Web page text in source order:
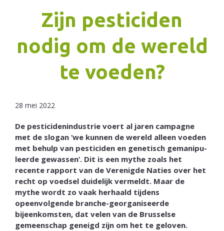
Zijn pesticiden
nodig om de wereld
te voeden?
28 mei 2022
De pesticidenindustrie voert al jaren campagne
met de slogan ‘we kunnen de wereld alleen voeden
met behulp van pesticiden en genetisch gemanipu­
leerde gewassen’. Dit is een mythe zoals het
recente rapport van de Verenigde Naties over het
recht op voedsel duidelijk ver­meldt. Maar de
mythe wordt zo vaak herhaald tijdens
opeenvolgende branche­-georganiseerde
bijeenkom­sten, dat velen van de Brusselse
gemeenschap ge­neigd zijn om het te geloven.